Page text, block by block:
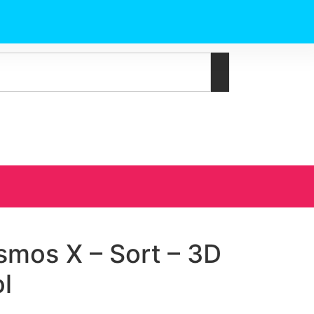
X – Sort – 3D